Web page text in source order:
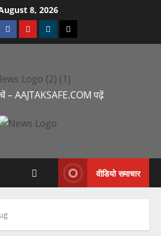
8, 2026
– AAJTAKSAFE.COM पढ़ें
वीडियो समाचार